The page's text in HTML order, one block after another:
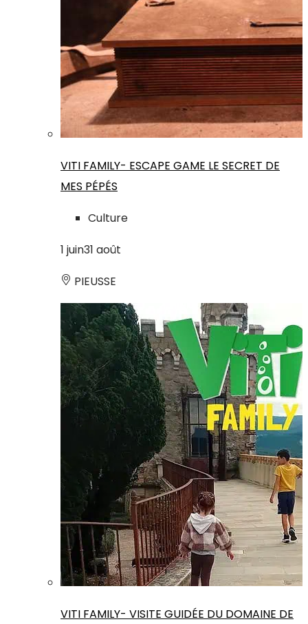
VITI FAMILY- ESCAPE GAME LE SECRET DE
MES PÉPÉS
Culture
1 juin31 août
PIEUSSE
VITI FAMILY- VISITE GUIDÉE DU DOMAINE DE